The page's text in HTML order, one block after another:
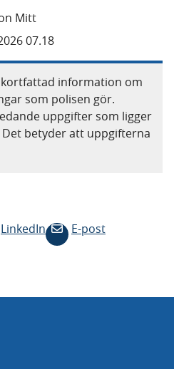
Mitt
07.18
information om
som polisen gör.
uppgifter som ligger
betyder att uppgifterna
LinkedIn E-post